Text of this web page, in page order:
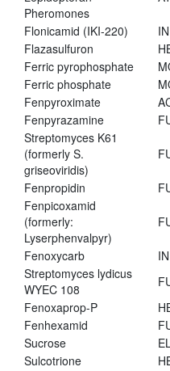
Pheromones
Flonicamid (IKI-220) IN
Flazasulfuron
Ferric pyrophosphate
Ferric phosphate
Fenpyroximate
Fenpyrazamine
Streptomyces K61
(formerly S.
griseoviridis)
Fenpropidin
Fenpicoxamid
(formerly:
Lyserphenvalpyr)
Fenoxycarb IN
Streptomyces lydicus
WYEC 108
Fenoxaprop-P
Fenhexamid
Sucrose
Sulcotrione